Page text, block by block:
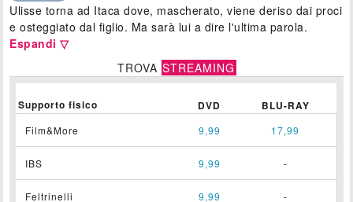
Ulisse torna ad Itaca dove, mascherato, viene deriso dai proci
e osteggiato dal figlio. Ma sarà lui a dire l'ultima parola.
Espandi ▽
TROVA STREAMING
Supporto fisico DVD BLU-RAY
Film&More 9,99 17,99
IBS 9,99 -
Feltrinelli 9,99 -